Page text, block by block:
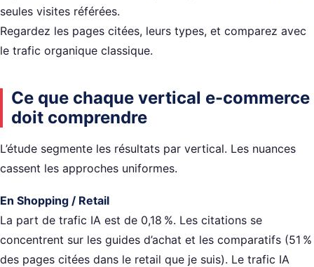
seules visites référées.
Regardez les pages citées, leurs types, et comparez avec
le trafic organique classique.
Ce que chaque vertical e-commerce
doit comprendre
L’étude segmente les résultats par vertical. Les nuances
cassent les approches uniformes.
En Shopping / Retail
La part de trafic IA est de 0,18 %. Les citations se
concentrent sur les guides d’achat et les comparatifs (51 %
des pages citées dans le retail que je suis). Le trafic IA